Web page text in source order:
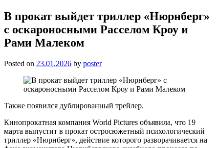
В прокат выйдет триллер «Нюрнберг»
с оскароносными Расселом Кроу и
Рами Малеком
Posted on 23.01.2026 by poster
Также появился дублированный трейлер.
Кинопрокатная компания World Pictures объявила, что 19
марта выпустит в прокат остросюжетный психологический
триллер «Нюрнберг», действие которого разворачивается на